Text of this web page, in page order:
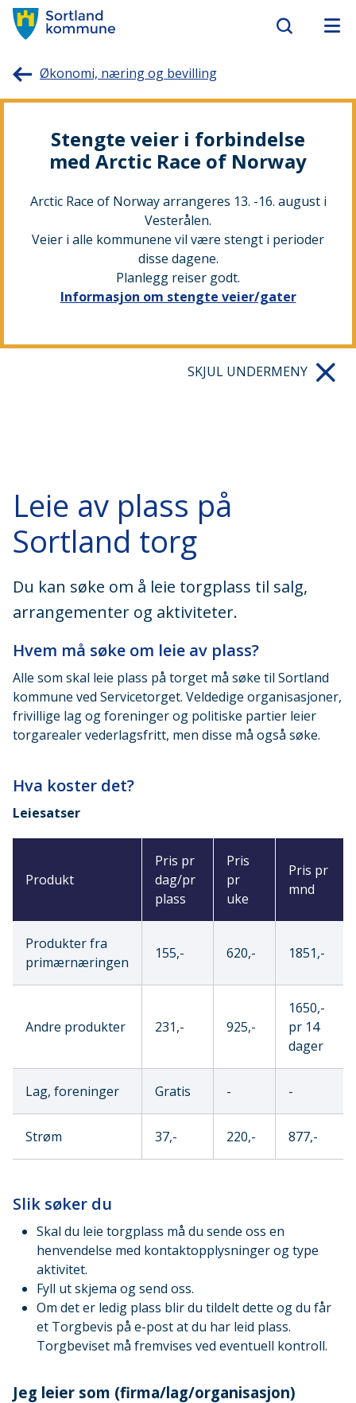
kommune
Økonomi, næring og bevilling
Stengte veier i forbindelse
med Arctic Race of Norway
Arctic Race of Norway arrangeres 13. -16. august i
Vesterålen.
Veier i alle kommunene vil være stengt i perioder
disse dagene.
Planlegg reiser godt.
Informasjon om stengte veier/gater
SKJUL UNDERMENY
Leie av plass på
Sortland torg
Du kan søke om å leie torgplass til salg,
arrangementer og aktiviteter.
Hvem må søke om leie av plass?
Alle som skal leie plass på torget må søke til Sortland
kommune ved Servicetorget. Veldedige organisasjoner,
frivillige lag og foreninger og politiske partier leier
torgarealer vederlagsfritt, men disse må også søke.
Hva koster det?
Leiesatser
Produkt
Pris pr
dag/pr
plass
Pris
pr
uke
Pris pr
mnd
Produkter fra
primærnæringen
155,- 620,- 1851,-
Andre produkter 231,- 925,-
1650,-
pr 14
dager
Lag, foreninger Gratis - -
Strøm 37,- 220,- 877,-
Slik søker du
Skal du leie torgplass må du sende oss en
henvendelse med kontaktopplysninger og type
aktivitet.
Fyll ut skjema og send oss.
Om det er ledig plass blir du tildelt dette og du får
et Torgbevis på e-post at du har leid plass.
Torgbeviset må fremvises ved eventuell kontroll.
Jeg leier som (firma/lag/organisasjon)